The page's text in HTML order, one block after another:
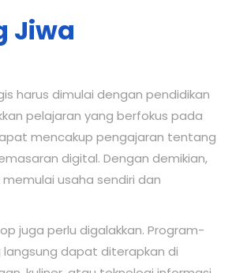
Jiwa
harus dimulai dengan pendidikan
pelajaran yang berfokus pada
mencakup pengajaran tentang
digital. Dengan demikian,
usaha sendiri dan
juga perlu digalakkan. Program-
dapat diterapkan di